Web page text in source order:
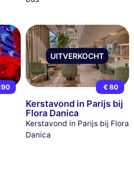
UITVERKOCHT
€ 80
Kerstavond in Parijs bij
Flora Danica
Kerstavond in Parijs bij Flora
Danica